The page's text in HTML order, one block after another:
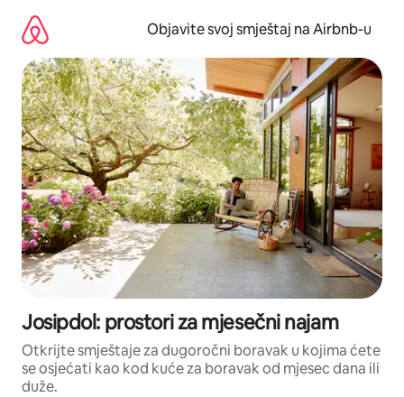
sadržaj
Objavite svoj smještaj na Airbnb-u
Josipdol: prostori za mjesečni najam
Otkrijte smještaje za dugoročni boravak u kojima ćete
se osjećati kao kod kuće za boravak od mjesec dana ili
duže.